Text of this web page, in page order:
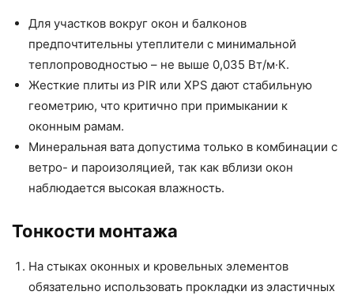
Для участков вокруг окон и балконов
предпочтительны утеплители с минимальной
теплопроводностью – не выше 0,035 Вт/м·К.
Жесткие плиты из PIR или XPS дают стабильную
геометрию, что критично при примыкании к
оконным рамам.
Минеральная вата допустима только в комбинации с
ветро- и пароизоляцией, так как вблизи окон
наблюдается высокая влажность.
Тонкости монтажа
На стыках оконных и кровельных элементов
обязательно использовать прокладки из эластичных